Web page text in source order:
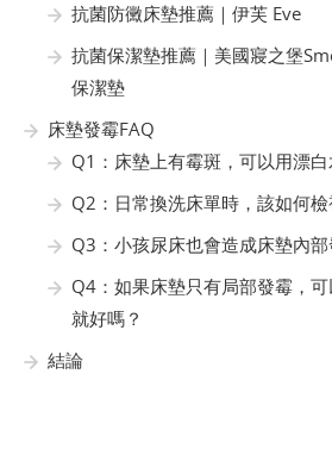
抗菌防黴床墊推薦｜伊芙 Eve
抗菌保潔墊推薦｜美國寢之堡
保潔墊
床墊發霉FAQ
Q1：床墊上有霉斑，可以用漂
Q2：日常換洗床單時，該如何
Q3：小孩尿床也會造成床墊內部
Q4：如果床墊只有局部發霉，
就好嗎？
結論